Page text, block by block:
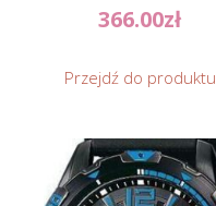
366.00zł
Przejdź do produktu